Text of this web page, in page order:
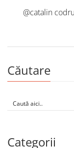
@catalin
Căutare
Categorii